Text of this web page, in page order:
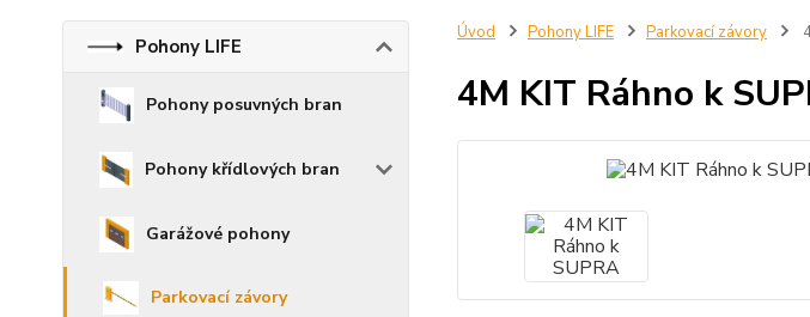
Pohony LIFE
Pohony posuvných bran
Pohony křídlových bran
Garážové pohony
Parkovací závory
Úvod Pohony LIFE Parkovací závory
4M KIT Ráhno k